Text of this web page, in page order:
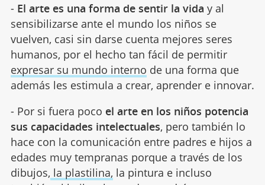
- El arte es una forma de sentir la vida y al
sensibilizarse ante el mundo los niños se
vuelven, casi sin darse cuenta mejores seres
humanos, por el hecho tan fácil de permitir
expresar su mundo interno de una forma que
además les estimula a crear, aprender e innovar.
- Por si fuera poco el arte en los niños potencia
sus capacidades intelectuales, pero también lo
hace con la comunicación entre padres e hijos a
edades muy tempranas porque a través de los
dibujos, la plastilina, la pintura e incluso